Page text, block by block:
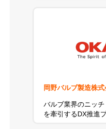
岡野バルブ製造株
バルブ業界のニッ
を牽引するDX推進